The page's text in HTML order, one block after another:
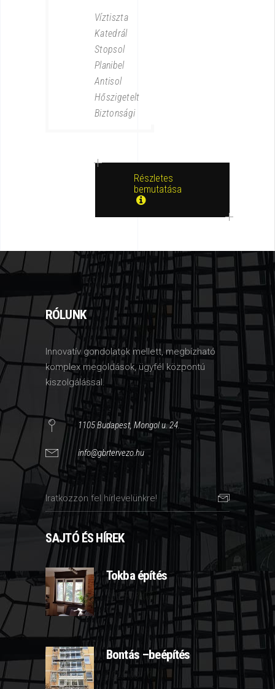
Víztiszta
Katedrál
Stopsol
Planibel
Antisol
Hőszigetelt
Biztonsági
Részletes
bemutatása
RÓLUNK
Innovatív gondolatok mellett, megbízható
komplex megoldások, ügyfél központú
kiszolgálással.
1105 Budapest, Mongol u. 24.
info@gbrtervezo.hu
SAJTÓ ÉS HÍREK
Tokba építés
2025-03-07
Bontás –beépítés
2025-03-10